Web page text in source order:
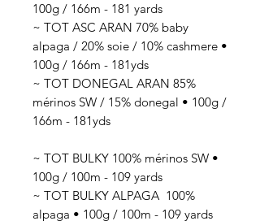
100g / 166m - 181 yards
~ TOT ASC ARAN 70% baby
alpaga / 20% soie / 10% cashmere •
100g / 166m - 181yds
~ TOT DONEGAL ARAN 85%
mérinos SW / 15% donegal • 100g /
166m - 181yds
~ TOT BULKY 100% mérinos SW •
100g / 100m - 109 yards
~ TOT BULKY ALPAGA 100%
alpaga • 100g / 100m - 109 yards